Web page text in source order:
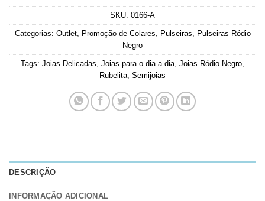
SKU: 0166-A
Categorias: Outlet, Promoção de Colares Pulseiras
Pulseiras Ródio
Negro
Tags: Joias Delicadas Joias para o dia a dia Joias Ródio Negro
Rubelita Semijoias
DESCRIÇÃO
INFORMAÇÃO ADICIONAL